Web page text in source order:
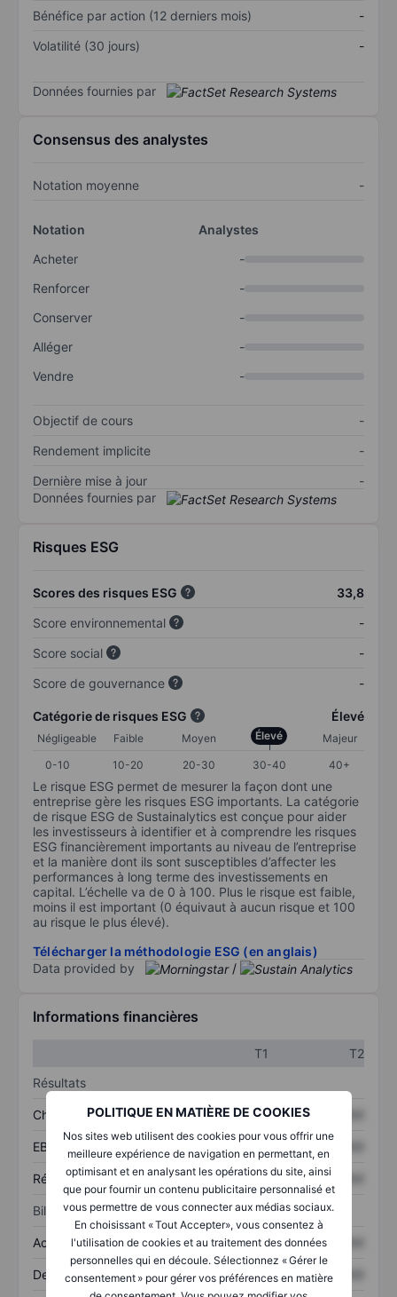
POLITIQUE EN MATIÈRE DE COOKIES
Nos sites web utilisent des cookies pour vous offrir une
meilleure expérience de navigation en permettant, en
optimisant et en analysant les opérations du site, ainsi
que pour fournir un contenu publicitaire personnalisé et
vous permettre de vous connecter aux médias sociaux.
En choisissant « Tout Accepter», vous consentez à
l'utilisation de cookies et au traitement des données
personnelles qui en découle. Sélectionnez « Gérer le
consentement » pour gérer vos préférences en matière
Bénéfice par action (12 derniers mois)
-
Volatilité (30 jours)
-
Données fournies par
Consensus des analystes
Notation moyenne -
Notation
Analystes
Acheter
-
Renforcer
-
Conserver
-
Alléger
-
Vendre
-
Objectif de cours
-
Rendement implicite
-
Dernière mise à jour
-
Données fournies par
Risques ESG
Scores des risques ESG
33,8
Score environnemental
-
Score social
-
Score de gouvernance
-
Catégorie de risques ESG Élevé
Négligeable Faible Moyen Élevé
Majeur
0-10
10-20 20-30 30-40 40+
Le risque ESG permet de mesurer la façon dont une
entreprise gère les risques ESG importants. La catégorie
de risque ESG de Sustainalytics est conçue pour aider
les investisseurs à identifier et à comprendre les risques
ESG financièrement importants au niveau de l’entreprise
et la manière dont ils sont susceptibles d’affecter les
performances à long terme des investissements en
capital. L’échelle va de 0 à 100. Plus le risque est faible,
moins il est important (0 équivaut à aucun risque et 100
au risque le plus élevé).
Télécharger la méthodologie ESG (en anglais)
Data provided by
/
Informations financières
T1
T2
Résultats
Chiffre d’affaires XXXXXXX XXXXXXX
EBITDA XXXXXXX
Résultat net XXXXXXX XXXXXXX
Bilan
Actifs totaux XXXXXXX XXXXXXX
Dette totale XXXXXXX XXXXXXX